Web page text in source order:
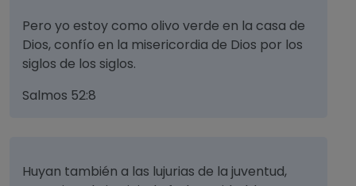
Pero yo estoy como olivo verde en la casa de
Dios, confío en la misericordia de Dios por los
siglos de los siglos.
Salmos 52:8
Huyan también a las lujurias de la juventud,